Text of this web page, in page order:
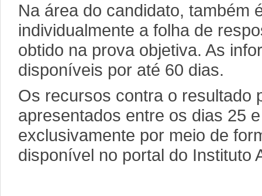
Na área do candidato, também
individualmente a folha de
obtido na prova objetiva. As
disponíveis por até 60 dias.
Os recursos contra o resultado
apresentados entre os dias 25
exclusivamente por meio de
disponível no portal do Instituto